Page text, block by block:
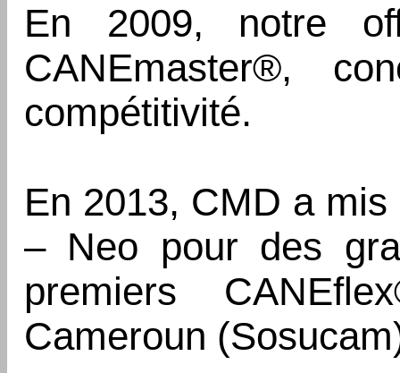
En 2009, notre
CANEmaster®,
compétitivité.
En 2013, CMD a
– Neo pour des
premiers
Cameroun